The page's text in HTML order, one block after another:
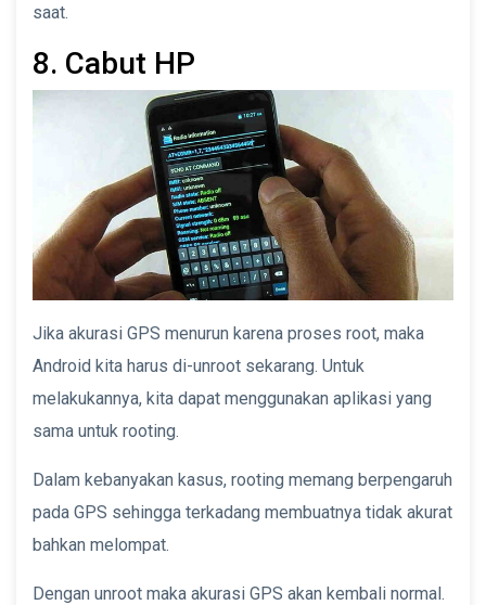
saat.
8. Cabut HP
Jika akurasi GPS menurun karena proses root, maka
Android kita harus di-unroot sekarang. Untuk
melakukannya, kita dapat menggunakan aplikasi yang
sama untuk rooting.
Dalam kebanyakan kasus, rooting memang berpengaruh
pada GPS sehingga terkadang membuatnya tidak akurat
bahkan melompat.
Dengan unroot maka akurasi GPS akan kembali normal.